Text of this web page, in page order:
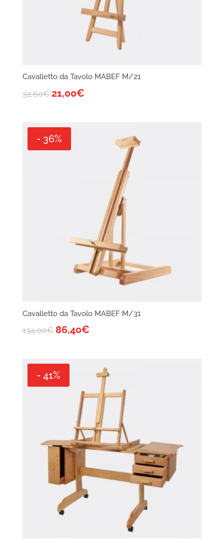
Cavalletto da Tavolo MABEF M/21
32,60€ 21,00€
- 36%
Cavalletto da Tavolo MABEF M/31
134,00€ 86,40€
- 41%